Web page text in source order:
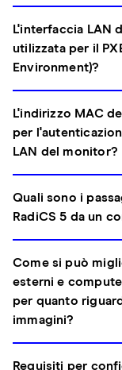
L'interfaccia LAN
utilizzata per il
Environment)?
L'indirizzo MAC
per
LAN del monitor?
Quali sono i
RadiCS 5 da un
Come si può
esterni e
per quanto
immagini?
Requisiti per